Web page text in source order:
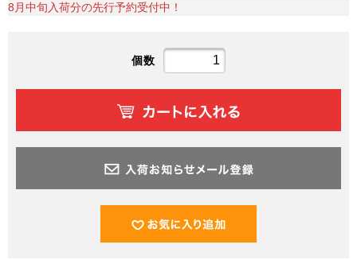
8月中旬入荷分の先行予約受付中！
個数